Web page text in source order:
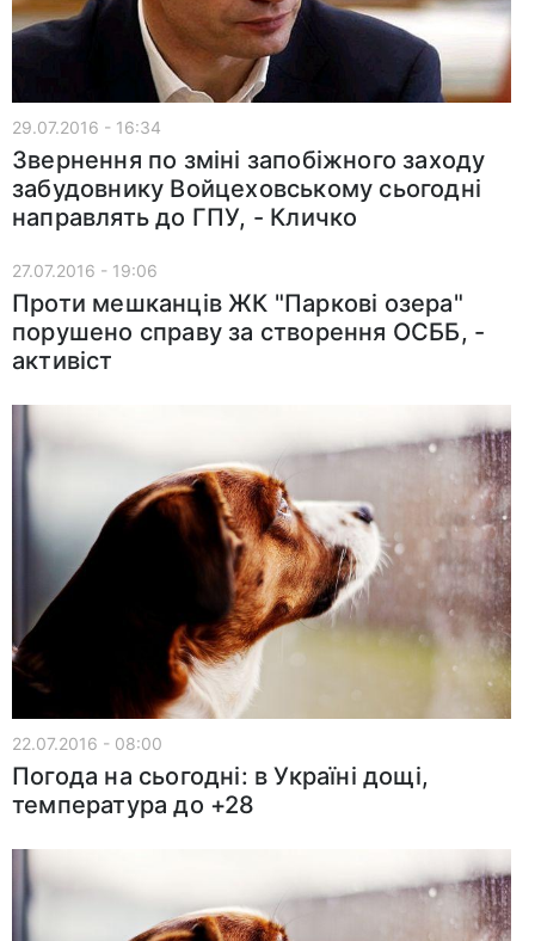
29.07.2016 - 16:34
Звернення по зміні запобіжного заходу
забудовнику Войцеховському сьогодні
направлять до ГПУ, - Кличко
27.07.2016 - 19:06
Проти мешканців ЖК "Паркові озера"
порушено справу за створення ОСББ, -
активіст
22.07.2016 - 08:00
Погода на сьогодні: в Україні дощі,
температура до +28